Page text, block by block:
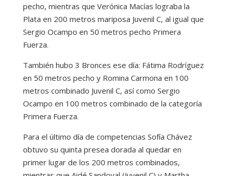
pecho, mientras que Verónica Macías lograba la
Plata en 200 metros mariposa Juvenil C, al igual que
Sergio Ocampo en 50 metros pecho Primera
Fuerza.
También hubo 3 Bronces ese día: Fátima Rodríguez
en 50 metros pecho y Romina Carmona en 100
metros combinado Juvenil C, así como Sergio
Ocampo en 100 metros combinado de la categoría
Primera Fuerza.
Para el último día de competencias Sofía Chávez
obtuvo su quinta presea dorada al quedar en
primer lugar de los 200 metros combinados,